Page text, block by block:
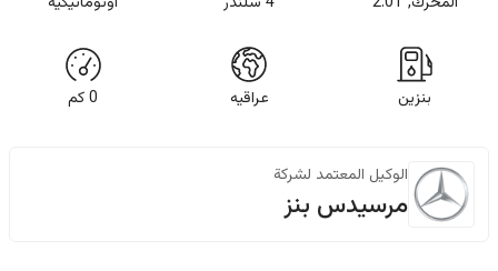
بنزين عراقيه 0كم
الوكيل المعتمد لشركة
مرسيدس بنز